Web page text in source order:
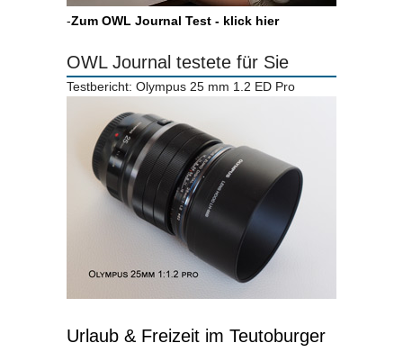
-Zum OWL Journal Test - klick hier
OWL Journal testete für Sie
Testbericht: Olympus 25 mm 1.2 ED Pro
Urlaub & Freizeit im Teutoburger